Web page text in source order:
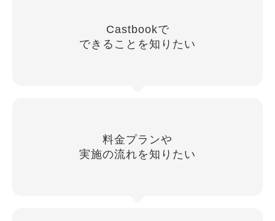
Castbookで
できることを知りたい
料金プランや
実施の流れを知りたい